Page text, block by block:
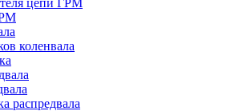
коленвала
распредвала